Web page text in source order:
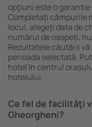
opţiuni este o
Completați câmpurile
locul, alegeți data de
numărul de oaspeți,
Rezultatele căutării
perioada selectată.
hotel ȋn centrul
hotelului.
Ce fel de facilităţi
Gheorgheni?